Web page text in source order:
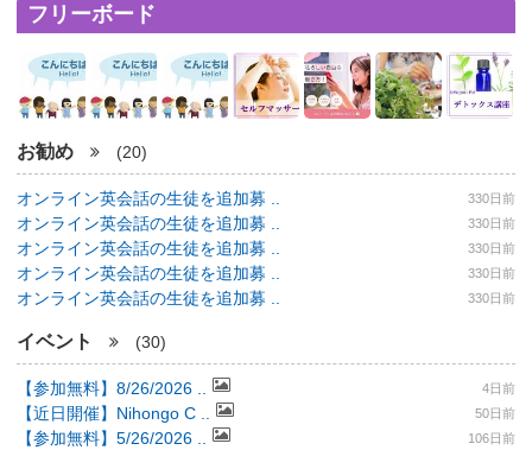
フリーボード
お勧め (20)
オンライン英会話の生徒を追加募 .. 330日前
オンライン英会話の生徒を追加募 .. 330日前
オンライン英会話の生徒を追加募 .. 330日前
オンライン英会話の生徒を追加募 .. 330日前
オンライン英会話の生徒を追加募 .. 330日前
イベント (30)
【参加無料】8/26/2026 .. 4日前
【近日開催】Nihongo C .. 50日前
【参加無料】5/26/2026 .. 106日前